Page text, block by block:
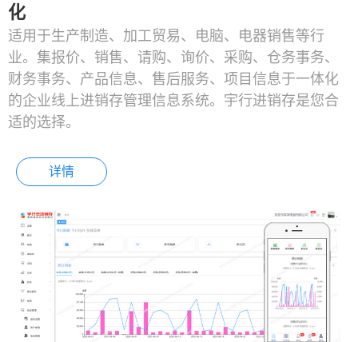
化
适用于生产制造、加工贸易、电脑、电器销售等行
业。集报价、销售、请购、询价、采购、仓务事务、
财务事务、产品信息、售后服务、项目信息于一体化
的企业线上进销存管理信息系统。宇行进销存是您合
适的选择。
详情